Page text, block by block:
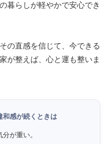
暮らしが軽やかで安心でき
の直感を信じて、今できる
が整えば、心と運も整いま
和感が続くときは
が重い。